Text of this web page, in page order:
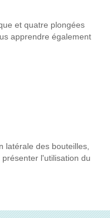
et quatre plongées
apprendre également
latérale des bouteilles,
l'utilisation du